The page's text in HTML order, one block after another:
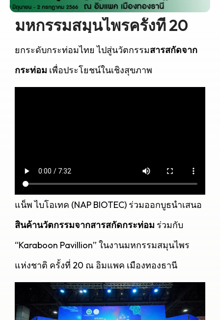
มหกรรมสมุนไพรครั้งที่ 20
ยกระดับกระท่อมไทย ไปสู่นวัตกรรมสารสกัดจาก
กระท่อม เพื่อประโยชน์ในเชิงสุขภาพ
แน็พ ไบโอเทค (NAP BIOTEC) ร่วมออกบูธนำเสนอ
สินค้านวัตกรรมจากสารสกัดกระท่อม ร่วมกับ
“Karaboon Pavillion” ในงานมหกรรมสมุนไพร
แห่งชาติ ครั้งที่ 20 ณ อิมแพค เมืองทองธานี